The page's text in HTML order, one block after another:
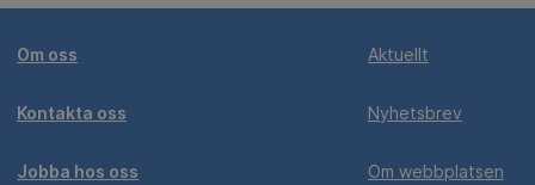
Om oss
Kontakta oss
Jobba hos oss
Aktuellt
Nyhetsbrev
Om webbplatsen